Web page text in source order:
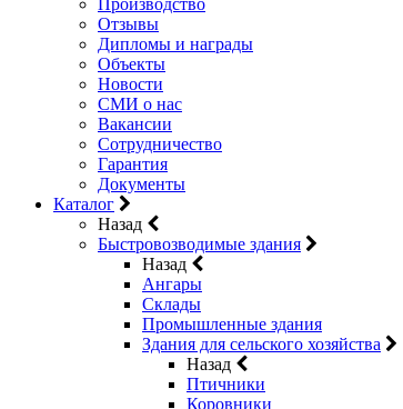
Производство
Отзывы
Дипломы и награды
Объекты
Новости
СМИ о нас
Вакансии
Сотрудничество
Гарантия
Документы
Каталог
Назад
Быстровозводимые здания
Назад
Ангары
Склады
Промышленные здания
Здания для сельского хозяйства
Назад
Птичники
Коровники